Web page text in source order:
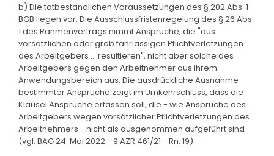
b) Die tatbestandlichen Voraussetzungen des § 202 Abs. 1
BGB liegen vor. Die Ausschlussfristenregelung des § 26 Abs.
1 des Rahmenvertrags nimmt Ansprüche, die "aus
vorsätzlichen oder grob fahrlässigen Pflichtverletzungen
des Arbeitgebers ... resultieren", nicht aber solche des
Arbeitgebers gegen den Arbeitnehmer aus ihrem
Anwendungsbereich aus. Die ausdrückliche Ausnahme
bestimmter Ansprüche zeigt im Umkehrschluss, dass die
Klausel Ansprüche erfassen soll, die - wie Ansprüche des
Arbeitgebers wegen vorsätzlicher Pflichtverletzungen des
Arbeitnehmers - nicht als ausgenommen aufgeführt sind
(vgl. BAG 24. Mai 2022 - 9 AZR 461/21 - Rn. 19).